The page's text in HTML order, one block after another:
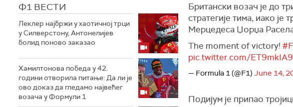
Ф1 ВЕСТИ
Леклер најбржи у хаотичној трци
у Силверстону, Антонелијев
болид поново заказао
Хамилтонова победа у 42.
години отворила питање: Да ли је
ово доказ да гледамо највећег
возача у Формули 1
Британски возач је до
стратегије тима, иако је
Мерцедеса Џорџа
The moment of victory!
pic.twitter.com/
— Formula 1 (@F1) June 14,
Подијум је припао